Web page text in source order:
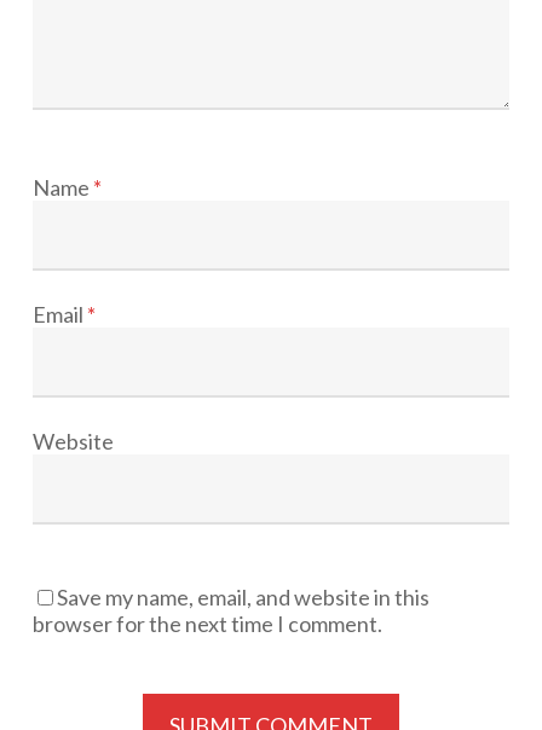
Name *
Email *
Website
Save my name, email, and website in this
browser for the next time I comment.